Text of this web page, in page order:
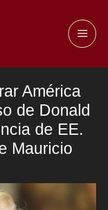
América
de Donald
de EE.
Mauricio